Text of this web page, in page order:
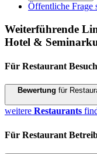
Öffentliche Frage
Weiterführende
Hotel &
Für Restaurant
Bewertung für
weitere Restaurants
Für Restaurant